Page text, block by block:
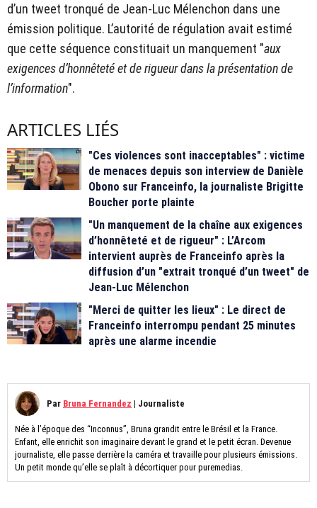
d’un tweet tronqué de Jean-Luc Mélenchon dans une
émission politique. L’autorité de régulation avait estimé
que cette séquence constituait un manquement "aux
exigences d’honnêteté et de rigueur dans la présentation de
l’information".
ARTICLES LIÉS
"Ces violences sont inacceptables" : victime
de menaces depuis son interview de Danièle
Obono sur Franceinfo, la journaliste Brigitte
Boucher porte plainte
"Un manquement de la chaîne aux exigences
d’honnêteté et de rigueur" : L’Arcom
intervient auprès de Franceinfo après la
diffusion d’un "extrait tronqué d’un tweet" de
Jean-Luc Mélenchon
"Merci de quitter les lieux" : Le direct de
Franceinfo interrompu pendant 25 minutes
après une alarme incendie
Par Bruna Fernandez | Journaliste
Née à l’époque des “Inconnus”, Bruna grandit entre le Brésil et la France.
Enfant, elle enrichit son imaginaire devant le grand et le petit écran. Devenue
journaliste, elle passe derrière la caméra et travaille pour plusieurs émissions.
Un petit monde qu’elle se plaît à décortiquer pour puremedias.